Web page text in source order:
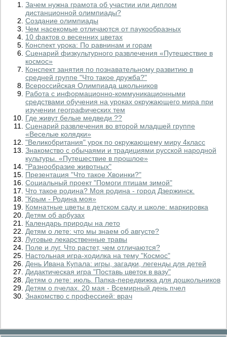
Зачем нужна грамота об участии или диплом
дистанционной олимпиады?
Создание олимпиады
Чем насекомые отличаются от паукообразных
10 фактов о весенних цветах
Конспект урока: По равнинам и горам
Сценарий физкультурного развлечения «Путешествие в
космос»
Конспект занятия по познавательному развитию в
средней группе "Что такое дружба?"
Всероссийская Олимпиада школьников
Работа с информационно-коммуникационными
средствами обучения на уроках окружающего мира при
изучении географических тем
Где живут белые медведи ??
Сценарий развлечения во второй младшей группе
«Веселые колядки»
"Великобритания" урок по окружающему миру 4класс
Знакомство с обычаями и традициями русской народной
культуры. «Путешествие в прошлое»
"Разнообразие животных"
Презентация "Что такое Хвоинки?"
Социальный проект "Помоги птицам зимой"
Что такое родина? Моя родина - город Дзержинск.
"Крым - Родина моя»
Комнатные цветы в детском саду и школе: маркировка
Детям об арбузах
Календарь природы на лето
Детям о лете: что мы знаем об августе?
Луговые лекарственные травы
Поле и луг. Что растет, чем отличаются?
Настольная игра-ходилка на тему "Космос"
День Ивана Купала: игры, загадки, легенды для детей
Дидактическая игра "Поставь цветок в вазу"
Детям о лете: июль. Папка-передвижка для дошкольников
Детям о пчелах. 20 мая - Всемирный день пчел
Знакомство с профессией: врач